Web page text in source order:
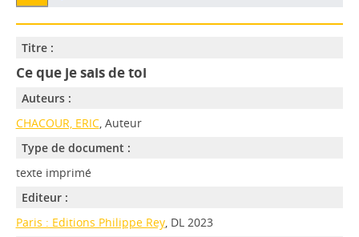
Titre :
Ce que je sais de toi
Auteurs :
CHACOUR, ERIC, Auteur
Type de document :
texte imprimé
Editeur :
Paris : Editions Philippe Rey, DL 2023